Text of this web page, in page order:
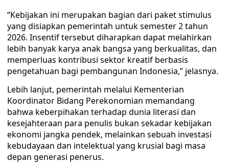
“Kebijakan ini merupakan bagian dari paket stimulus
yang disiapkan pemerintah untuk semester 2 tahun
2026. Insentif tersebut diharapkan dapat melahirkan
lebih banyak karya anak bangsa yang berkualitas, dan
memperluas kontribusi sektor kreatif berbasis
pengetahuan bagi pembangunan Indonesia,” jelasnya.
Lebih lanjut, pemerintah melalui Kementerian
Koordinator Bidang Perekonomian memandang
bahwa keberpihakan terhadap dunia literasi dan
kesejahteraan para penulis bukan sekadar kebijakan
ekonomi jangka pendek, melainkan sebuah investasi
kebudayaan dan intelektual yang krusial bagi masa
depan generasi penerus.